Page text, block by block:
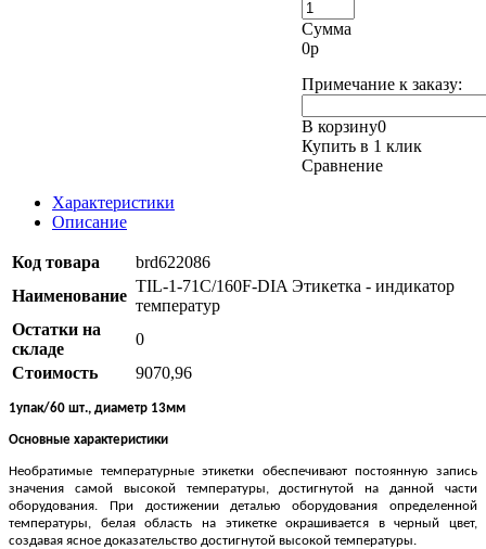
Сумма
0р
Примечание к заказу:
В корзину0
Купить в 1 клик
Сравнение
Характеристики
Описание
Код товара
brd622086
Наименование
TIL-1-71C/160F-DIA Этикетка - индикатор
температур
Остатки на
складе
0
Стоимость
9070,96
1упак/60 шт., диаметр 13мм
Основные характеристики
Необратимые температурные этикетки обеспечивают постоянную запись
значения самой высокой температуры, достигнутой на данной части
оборудования. При достижении деталью оборудования определенной
температуры, белая область на этикетке окрашивается в черный цвет,
создавая ясное доказательство достигнутой высокой температуры.